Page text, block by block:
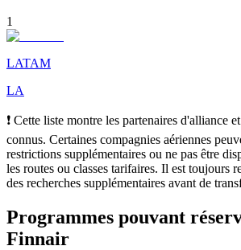
1
LATAM
LA
❗ Cette liste montre les partenaires d'alliance
connus. Certaines compagnies aériennes
restrictions supplémentaires ou ne pas être
les routes ou classes tarifaires. Il est toujours
des recherches supplémentaires avant de
Programmes pouvant
Finnair